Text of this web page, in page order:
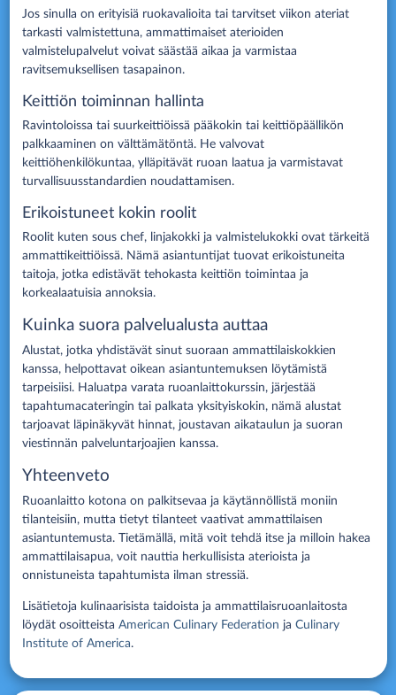
Jos sinulla on erityisiä ruokavalioita tai tarvitset viikon ateriat
tarkasti valmistettuna, ammattimaiset aterioiden
valmistelupalvelut voivat säästää aikaa ja varmistaa
ravitsemuksellisen tasapainon.
Keittiön toiminnan hallinta
Ravintoloissa tai suurkeittiöissä pääkokin tai keittiöpäällikön
palkkaaminen on välttämätöntä. He valvovat
keittiöhenkilökuntaa, ylläpitävät ruoan laatua ja varmistavat
turvallisuusstandardien noudattamisen.
Erikoistuneet kokin roolit
Roolit kuten sous chef, linjakokki ja valmistelukokki ovat tärkeitä
ammattikeittiöissä. Nämä asiantuntijat tuovat erikoistuneita
taitoja, jotka edistävät tehokasta keittiön toimintaa ja
korkealaatuisia annoksia.
Kuinka suora palvelualusta auttaa
Alustat, jotka yhdistävät sinut suoraan ammattilaiskokkien
kanssa, helpottavat oikean asiantuntemuksen löytämistä
tarpeisiisi. Haluatpa varata ruoanlaittokurssin, järjestää
tapahtumacateringin tai palkata yksityiskokin, nämä alustat
tarjoavat läpinäkyvät hinnat, joustavan aikataulun ja suoran
viestinnän palveluntarjoajien kanssa.
Yhteenveto
Ruoanlaitto kotona on palkitsevaa ja käytännöllistä moniin
tilanteisiin, mutta tietyt tilanteet vaativat ammattilaisen
asiantuntemusta. Tietämällä, mitä voit tehdä itse ja milloin hakea
ammattilaisapua, voit nauttia herkullisista aterioista ja
onnistuneista tapahtumista ilman stressiä.
Lisätietoja kulinaarisista taidoista ja ammattilaisruoanlaitosta
löydät osoitteista American Culinary Federation ja Culinary
Institute of America.